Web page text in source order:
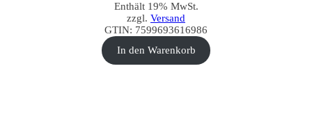
Enthält 19% MwSt.
zzgl. Versand
GTIN: 7599693616986
In den Warenkorb